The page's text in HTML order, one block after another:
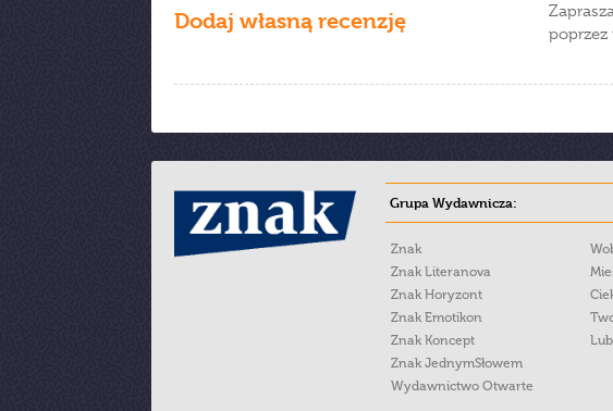
Dodaj własną recenzję
poprzez
Grupa Wydawnicza:
Znak
Znak Literanova
Znak Horyzont
Znak Emotikon
Znak Koncept
Znak JednymSłowem
Wydawnictwo Otwarte